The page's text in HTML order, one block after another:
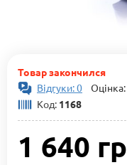
Товар закончился
Відгуки: 0 Оцінка:
Код: 1168
1 640